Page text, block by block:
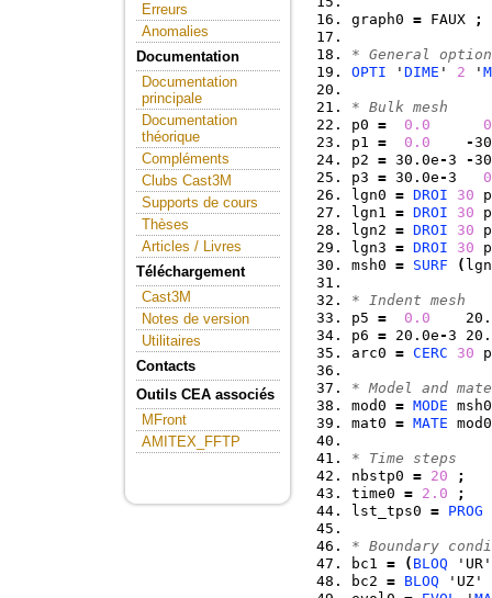
Erreurs
Anomalies
Documentation
Documentation
principale
Documentation
théorique
Compléments
Clubs Cast3M
Supports de cours
Thèses
Articles / Livres
Téléchargement
Cast3M
Notes de version
Utilitaires
Contacts
Outils CEA associés
MFront
AMITEX_FFTP
graph0 = FAUX ;
* General
OPTI ' DIME ' 2 '
* Bulk mesh
p0 = 0.0
p1 = 0.0 -
p2 = 30.0e-3 -
p3 = 30.0e-3
lgn0 = DROI 30
lgn1 = DROI 30
lgn2 = DROI 30
lgn3 = DROI 30
msh0 = SURF (
* Indent mesh
p5 = 0.0
p6 = 20.0e-3
arc0 = CERC 30
* Model and
mod0 = MODE
mat0 = MATE
* Time steps
nbstp0 = 20
;
time0 = 2.0
;
lst_tps0 = PROG
* Boundary
bc1 = ( BLOQ
bc2 = BLOQ 'UZ'